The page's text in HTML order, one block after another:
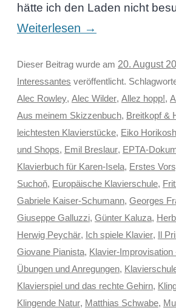
hätte ich den Laden nicht
Weiterlesen →
Dieser Beitrag wurde am 20. August
Interessantes veröffentlicht.
Alec Rowley, Alec Wilder, Allez hopp!,
Aus meinem Skizzenbuch, Breitkopf &
leichtesten Klavierstücke, Eiko
und Shops, Emil Breslaur, EPTA-
Klavierbuch für Karen-Isela, Erstes
Suchoň, Europäische Klavierschule,
Gabriele Kaiser-Schumann, Georges
Giuseppe Galluzzi, Günter Kaluza,
Herwig Peychär, Ich spiele Klavier, Il
Giovane Pianista, Klavier-
Übungen und Anregungen,
Klavierspiel und das rechte Gehirn,
Klingende Natur, Matthias Schwabe,